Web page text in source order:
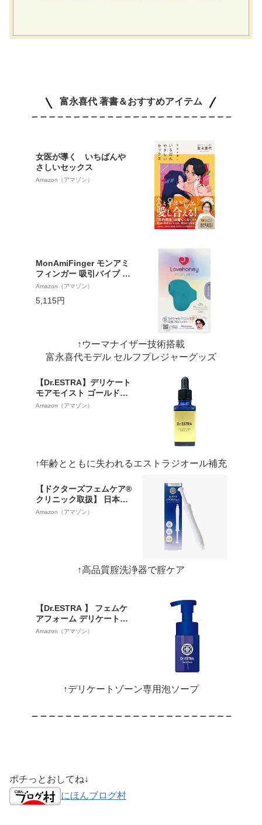
富永喜代 著書＆おすすめアイテム
女医が導く いちばんや
さしいセックス
Amazon（アマゾン）
MonAmiFinger モンアミ
フィンガー 吸引バイブ 吸
うバイブ 大人の吸うやつ
omanizer ウーマナイザー
製 Lovehoney
Amazon（アマゾン）
5,115円
↑ウーマナイザー技術搭載
富永喜代モデル セルフプレジャーグッズ
【Dr.ESTRA】デリケート
モアモイスト ゴールドエ
ッセンス（エストラジオ
Amazon（アマゾン）
↑年齢とともに失われるエストラジオール補充
【ドクターズフェムケア®
クリニック取扱】 日本
製・保存料ゼロ・腟洗浄
許取得 ｜ 管理医療機器取
Amazon（アマゾン）
↑高品質腟洗浄器で腟ケア
【Dr.ESTRA 】 フェムケ
アフォーム デリケートゾ
ーン 泡 ソープ 石鹸 日本
み かゆみ 保湿フェムケア
Amazon（アマゾン）
↑デリケートゾーン専用泡ソープ
ポチっとおしてね↓
にほんブログ村